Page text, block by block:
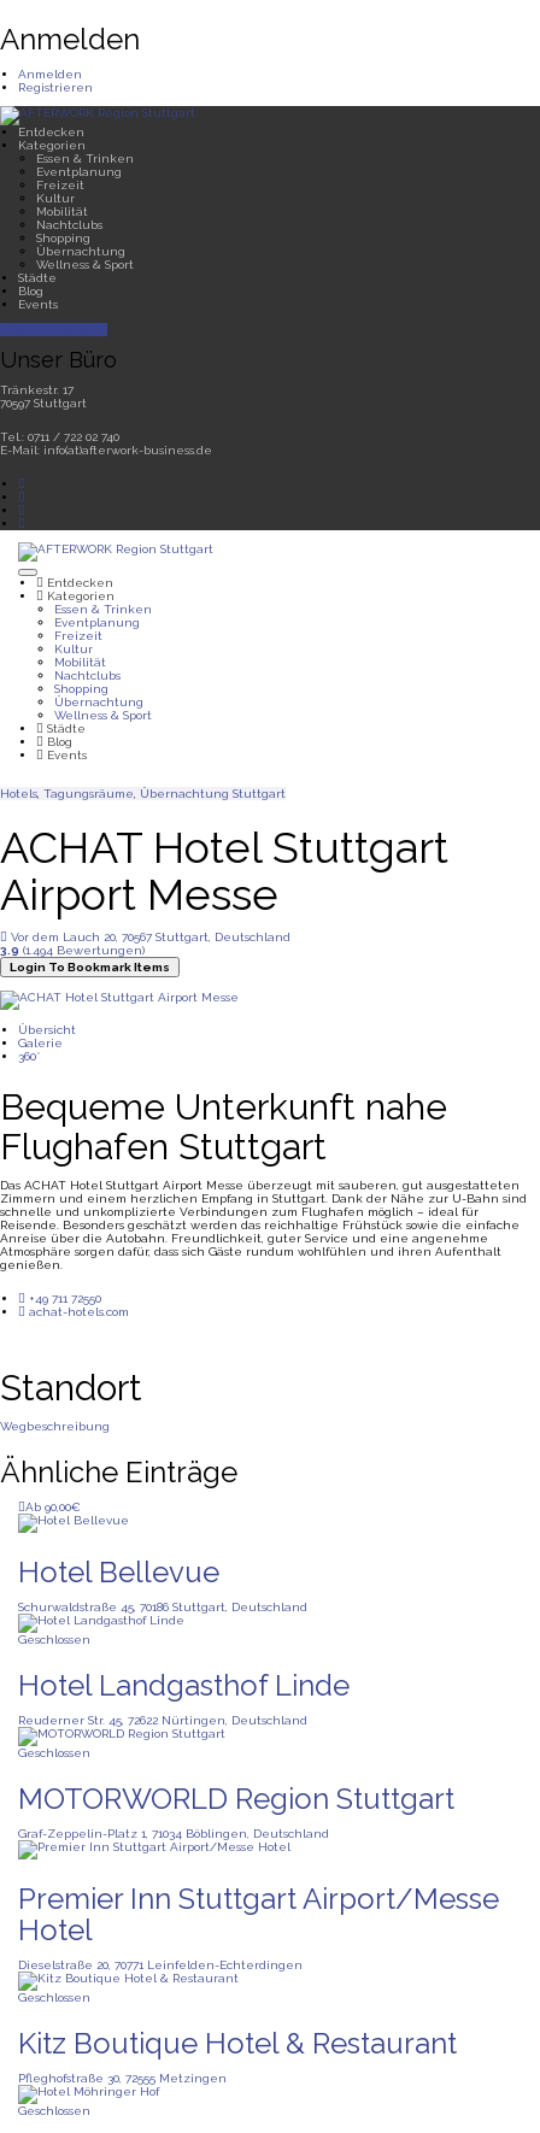
Anmelden
Anmelden
Registrieren
Entdecken
Kategorien
Essen & Trinken
Eventplanung
Freizeit
Kultur
Mobilität
Nachtclubs
Shopping
Übernachtung
Wellness & Sport
Städte
Blog
Events
Unser Büro
Tränkestr. 17
70597 Stuttgart
Tel.: 0711 / 722 02 740
E-Mail: info(at)afterwork-business.de
Entdecken
Kategorien
Essen & Trinken
Eventplanung
Freizeit
Kultur
Mobilität
Nachtclubs
Shopping
Übernachtung
Wellness & Sport
Städte
Blog
Events
Hotels Tagungsräume Übernachtung Stuttgart
ACHAT Hotel Stuttgart
Airport Messe
Vor dem Lauch 20, 70567 Stuttgart, Deutschland
3.9 (1.494 Bewertungen)
Login To Bookmark Items
Übersicht
Galerie
360°
Bequeme Unterkunft nahe
Flughafen Stuttgart
Das ACHAT Hotel Stuttgart Airport Messe überzeugt mit sauberen, gut ausgestatteten
Zimmern und einem herzlichen Empfang in Stuttgart. Dank der Nähe zur U-Bahn sind
schnelle und unkomplizierte Verbindungen zum Flughafen möglich – ideal für
Reisende. Besonders geschätzt werden das reichhaltige Frühstück sowie die einfache
Anreise über die Autobahn. Freundlichkeit, guter Service und eine angenehme
Atmosphäre sorgen dafür, dass sich Gäste rundum wohlfühlen und ihren Aufenthalt
genießen.
+49 711 72550
achat-hotels.com
Standort
Wegbeschreibung
Ähnliche Einträge
Ab 90,00€
Hotel Bellevue
Schurwaldstraße 45, 70186 Stuttgart, Deutschland
Geschlossen
Hotel Landgasthof Linde
Reuderner Str. 45, 72622 Nürtingen, Deutschland
Geschlossen
MOTORWORLD Region Stuttgart
Graf-Zeppelin-Platz 1, 71034 Böblingen, Deutschland
Premier Inn Stuttgart Airport/Messe
Hotel
Dieselstraße 20, 70771 Leinfelden-Echterdingen
Geschlossen
Kitz Boutique Hotel & Restaurant
Pfleghofstraße 30, 72555 Metzingen
Geschlossen